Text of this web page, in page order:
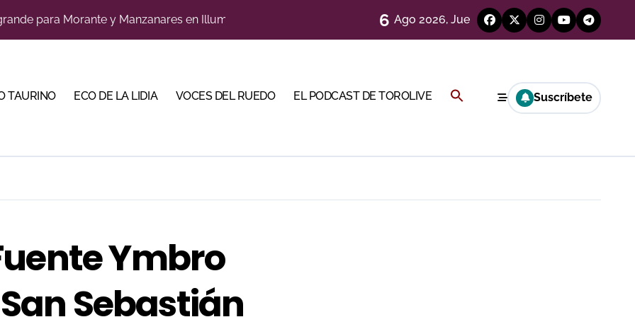
gastronomía y talento de la tierra en La Malagueta
coronando al futuro del toreo andaluz
con la luz del toreo
6 Ago 2026, Jue
TAURINO ECO DE LA LIDIA VOCES DEL RUEDO EL PODCAST DE TOROLIVE Buscar: Suscríbete
Ymbro
Sebastián